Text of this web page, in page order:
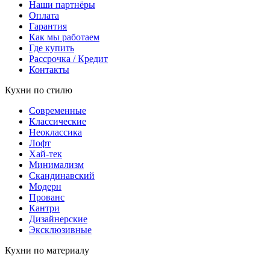
Наши партнёры
Оплата
Гарантия
Как мы работаем
Где купить
Рассрочка / Кредит
Контакты
Кухни по стилю
Современные
Классические
Неоклассика
Лофт
Хай-тек
Минимализм
Скандинавский
Модерн
Прованс
Кантри
Дизайнерские
Эксклюзивные
Кухни по материалу